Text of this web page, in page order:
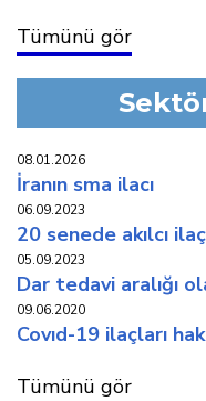
Tümünü gör
08.01.2026
i̇ranin sma i̇laci
06.09.2023
20 senede akilci
05.09.2023
dar tedavi̇ araliği
09.06.2020
covid-19 i̇laçlari
Tümünü gör